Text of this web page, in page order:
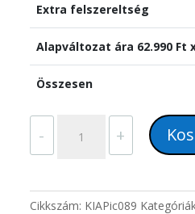
Extra felszereltség
Alapváltozat ára 62.990Ft
Összesen
-
Picanto
9"-
+
Cikkszám: KIAPic089